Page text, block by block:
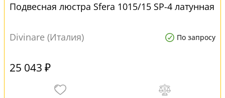
Подвесная люстра Sfera 1015/15 SP-4 латунная
Divinare (Италия) По запросу
25 043 ₽